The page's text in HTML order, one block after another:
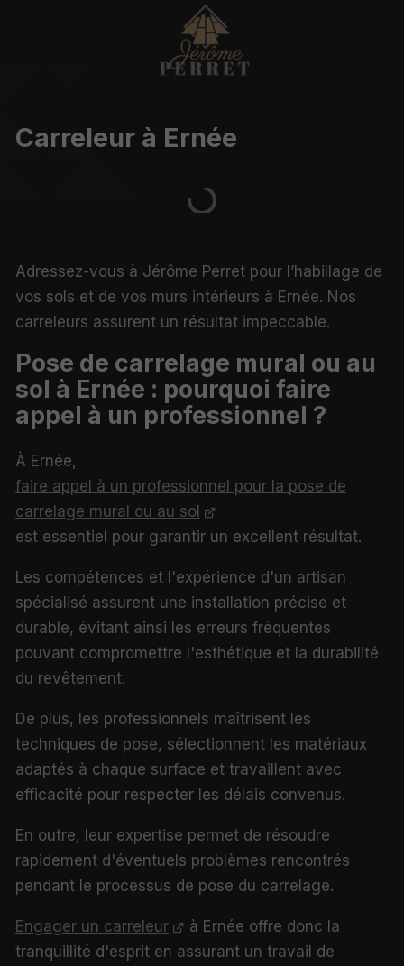
Carreleur à Ernée
Adressez-vous à Jérôme Perret pour l’habillage de
vos sols et de vos murs intérieurs à Ernée. Nos
carreleurs assurent un résultat impeccable.
Pose de carrelage mural ou au
sol à Ernée : pourquoi faire
appel à un professionnel ?
À Ernée,
faire appel à un professionnel pour la pose de
carrelage mural ou au sol
est essentiel pour garantir un excellent résultat.
Les compétences et l'expérience d'un artisan
spécialisé assurent une installation précise et
durable, évitant ainsi les erreurs fréquentes
pouvant compromettre l'esthétique et la durabilité
du revêtement.
De plus, les professionnels maîtrisent les
techniques de pose, sélectionnent les matériaux
adaptés à chaque surface et travaillent avec
efficacité pour respecter les délais convenus.
En outre, leur expertise permet de résoudre
rapidement d'éventuels problèmes rencontrés
pendant le processus de pose du carrelage.
Engager un carreleur
à Ernée offre donc la
tranquillité d'esprit en assurant un travail de